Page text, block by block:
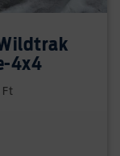
4x4
Ft